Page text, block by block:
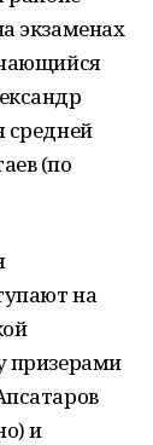
экзаменах
средней
(по
на
призерами
и